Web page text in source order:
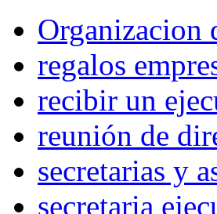
Organizacion
regalos
recibir un
reunión de
secretarias y
secretaria